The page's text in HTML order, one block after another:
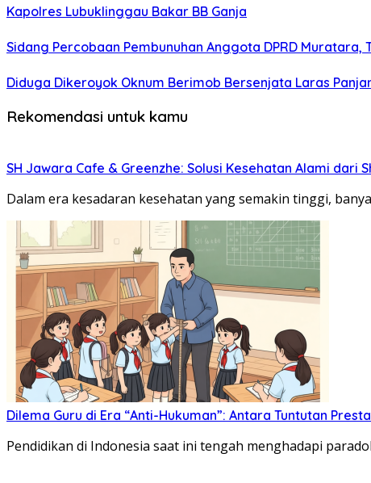
Kapolres Lubuklinggau Bakar BB Ganja
Sidang Percobaan Pembunuhan Anggota DPRD
Diduga Dikeroyok Oknum Berimob Bersenjata Laras
Rekomendasi untuk kamu
SH Jawara Cafe & Greenzhe: Solusi Kesehatan Alami dari
Dalam era kesadaran kesehatan yang semakin tinggi,
Dilema Guru di Era “Anti-Hukuman”: Antara Tuntutan
Pendidikan di Indonesia saat ini tengah menghadapi